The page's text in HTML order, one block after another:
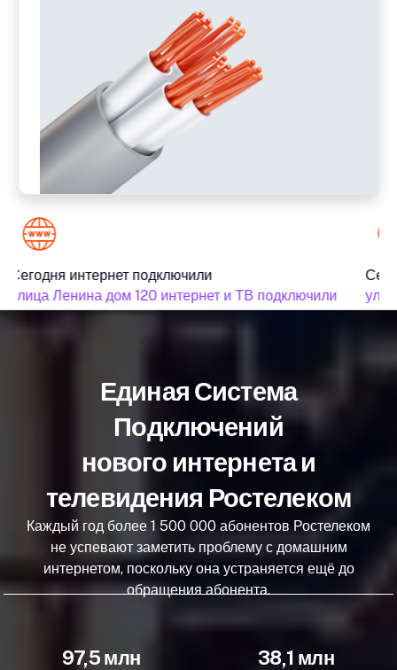
Сегодня интернет подключили
улица Ленина дом 120 интернет и ТВ подключили
Единая Система
Подключений
нового интернета и
телевидения Ростелеком
Каждый год более 1 500 000 абонентов Ростелеком
не успевают заметить проблему с домашним
интернетом, поскольку она устраняется ещё до
обращения абонента.
97,5 млн 38,1 млн